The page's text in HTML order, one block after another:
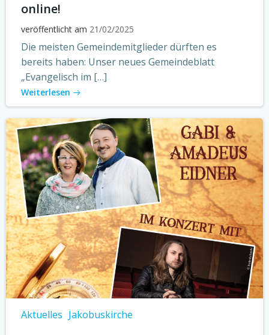
online!
veröffentlicht am 21/02/2025
Die meisten Gemeindemitglieder dürften es
bereits haben: Unser neues Gemeindeblatt
„Evangelisch im […]
Weiterlesen
Aktuelles Jakobuskirche